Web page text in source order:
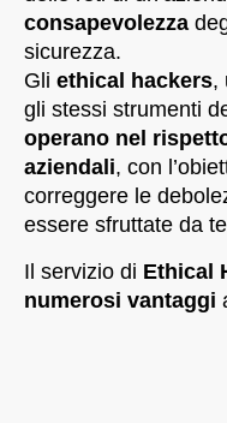
consapevolezza
sicurezza.
Gli ethical hackers,
gli stessi strumenti
operano nel
aziendali, con
correggere le
essere sfruttate da
Il servizio di Ethical
numerosi vantaggi